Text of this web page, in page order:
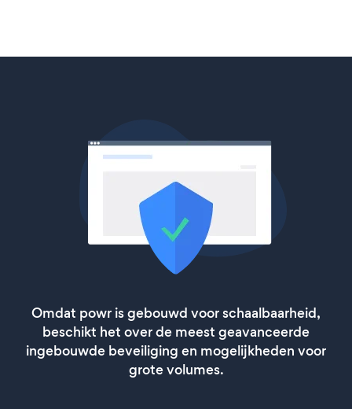
Omdat powr is gebouwd voor schaalbaarheid,
beschikt het over de meest geavanceerde
ingebouwde beveiliging en mogelijkheden voor
grote volumes.